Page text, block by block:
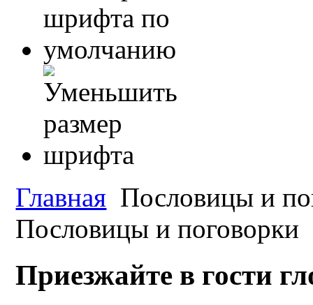
Главная Пословицы и
Пословицы и поговорки
Приезжайте в гости